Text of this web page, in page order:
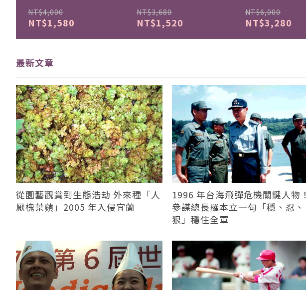
NT$4,000
NT$1,580
NT$3,680
NT$1,520
NT$6,000
NT$3,280
最新文章
從園藝觀賞到生態浩劫 外來種「人
厭槐葉蘋」2005 年入侵宜蘭
1996 年台海飛彈危機關鍵人物！
參謀總長羅本立一句「穩、忍、
狠」穩住全軍